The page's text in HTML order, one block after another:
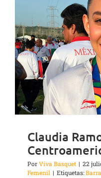
Claudia
PorViva Basquet | 22
Femenil | Etiquetas: